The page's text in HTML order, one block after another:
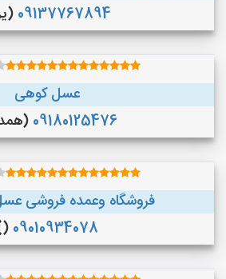
09137767894
عسل کوهی
09180125476
فروشگاه وعمده فروشی
09010934078